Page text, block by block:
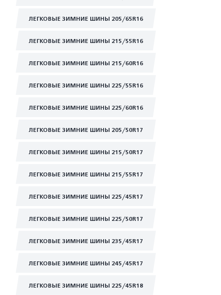
ЛЕГКОВЫЕ ЗИМНИЕ ШИНЫ 205/65R16
ЛЕГКОВЫЕ ЗИМНИЕ ШИНЫ 215/55R16
ЛЕГКОВЫЕ ЗИМНИЕ ШИНЫ 215/60R16
ЛЕГКОВЫЕ ЗИМНИЕ ШИНЫ 225/55R16
ЛЕГКОВЫЕ ЗИМНИЕ ШИНЫ 225/60R16
ЛЕГКОВЫЕ ЗИМНИЕ ШИНЫ 205/50R17
ЛЕГКОВЫЕ ЗИМНИЕ ШИНЫ 215/50R17
ЛЕГКОВЫЕ ЗИМНИЕ ШИНЫ 215/55R17
ЛЕГКОВЫЕ ЗИМНИЕ ШИНЫ 225/45R17
ЛЕГКОВЫЕ ЗИМНИЕ ШИНЫ 225/50R17
ЛЕГКОВЫЕ ЗИМНИЕ ШИНЫ 235/45R17
ЛЕГКОВЫЕ ЗИМНИЕ ШИНЫ 245/45R17
ЛЕГКОВЫЕ ЗИМНИЕ ШИНЫ 225/45R18